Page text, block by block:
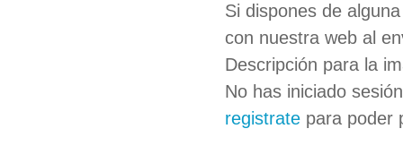
Si dispones de
con nuestra web al
Descripción para la
No has iniciado
registrate para poder